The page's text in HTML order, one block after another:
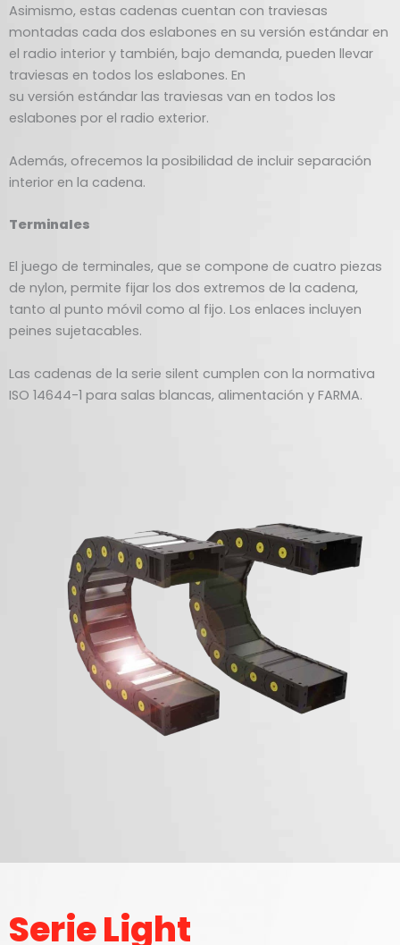
Asimismo, estas cadenas cuentan con traviesas
montadas cada dos eslabones en su versión estándar en
el radio interior y también, bajo demanda, pueden llevar
traviesas en todos los eslabones. En
su versión estándar las traviesas van en todos los
eslabones por el radio exterior.
Además, ofrecemos la posibilidad de incluir separación
interior en la cadena.
Terminales
El juego de terminales, que se compone de cuatro piezas
de nylon, permite fijar los dos extremos de la cadena,
tanto al punto móvil como al fijo. Los enlaces incluyen
peines sujetacables.
Las cadenas de la serie silent cumplen con la normativa
ISO 14644-1 para salas blancas, alimentación y FARMA.
Serie Light